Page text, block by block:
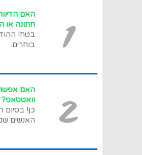
האם
חתונה או
בטח!
בוחרים.
1
האם אפשר
וואטסאפ?
כן! בסיום
האנשים
2